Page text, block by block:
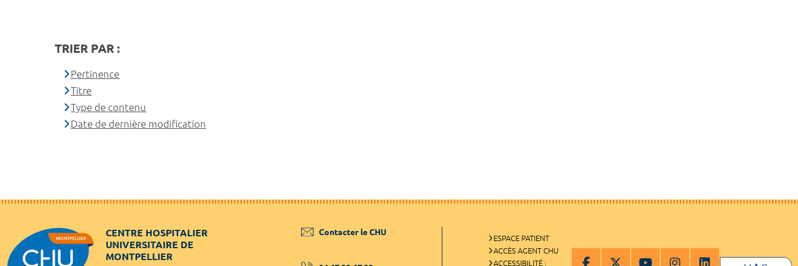
TRIER PAR :
Pertinence
Titre
Type de contenu
Date de dernière modification
CENTRE HOSPITALIER
UNIVERSITAIRE DE
MONTPELLIER
Contacter le CHU
ESPACE PATIENT
ACCÈS AGENT CHU
ACCESSIBILITÉ :